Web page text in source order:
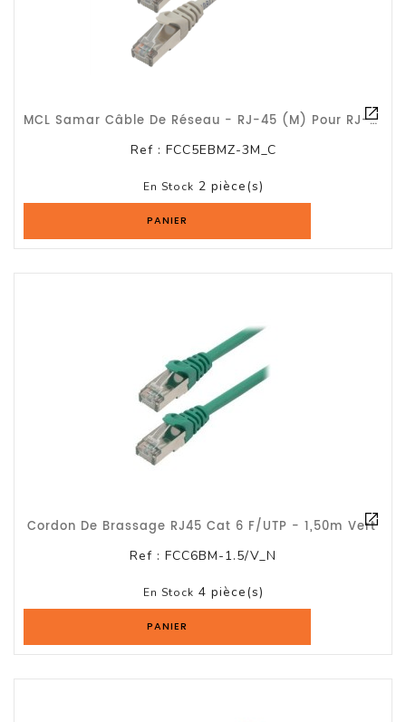
MCL Samar Câble De Réseau - RJ-45 (M) Pour RJ-45 (M) - 3 M - Paire Torsadée Écra
Ref : FCC5EBMZ-3M_C
En Stock 2 pièce(s)
PANIER
Cordon De Brassage RJ45 Cat 6 F/UTP - 1,50m Vert
Ref : FCC6BM-1.5/V_N
En Stock 4 pièce(s)
PANIER